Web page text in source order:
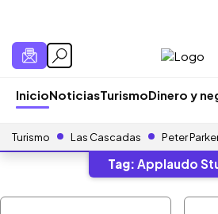
InicioNoticiasTurismoDinero y
Turismo Las Cascadas Peter
Tag: Applaudo